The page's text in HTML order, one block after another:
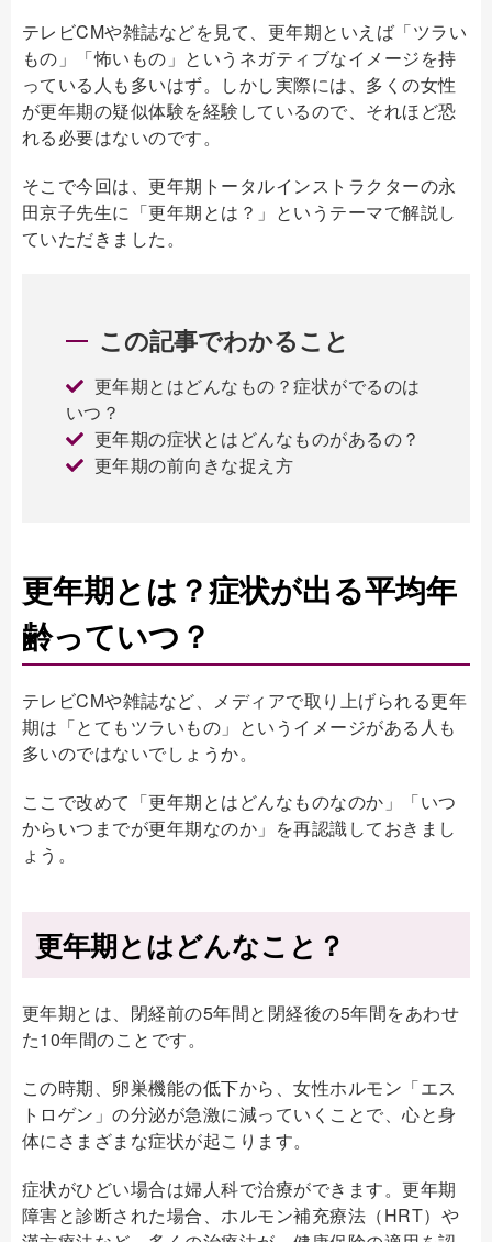
テレビCMや雑誌などを見て、更年期といえば「ツラい
もの」「怖いもの」というネガティブなイメージを持
っている人も多いはず。しかし実際には、多くの女性
が更年期の疑似体験を経験しているので、それほど恐
れる必要はないのです。
そこで今回は、更年期トータルインストラクターの永
田京子先生に「更年期とは？」というテーマで解説し
ていただきました。
この記事でわかること
更年期とはどんなもの？症状がでるのは
いつ？
更年期の症状とはどんなものがあるの？
更年期の前向きな捉え方
更年期とは？症状が出る平均年
齢っていつ？
テレビCMや雑誌など、メディアで取り上げられる更年
期は「とてもツラいもの」というイメージがある人も
多いのではないでしょうか。
ここで改めて「更年期とはどんなものなのか」「いつ
からいつまでが更年期なのか」を再認識しておきまし
ょう。
更年期とはどんなこと？
更年期とは、閉経前の5年間と閉経後の5年間をあわせ
た10年間のことです。
この時期、卵巣機能の低下から、女性ホルモン「エス
トロゲン」の分泌が急激に減っていくことで、心と身
体にさまざまな症状が起こります。
症状がひどい場合は婦人科で治療ができます。更年期
障害と診断された場合、ホルモン補充療法（HRT）や